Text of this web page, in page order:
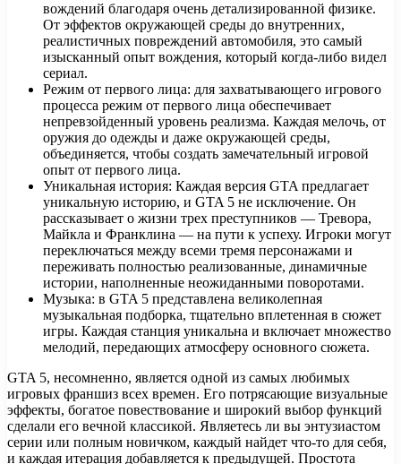
вождений благодаря очень детализированной физике.
От эффектов окружающей среды до внутренних,
реалистичных повреждений автомобиля, это самый
изысканный опыт вождения, который когда-либо видел
сериал.
Режим от первого лица: для захватывающего игрового
процесса режим от первого лица обеспечивает
непревзойденный уровень реализма. Каждая мелочь, от
оружия до одежды и даже окружающей среды,
объединяется, чтобы создать замечательный игровой
опыт от первого лица.
Уникальная история: Каждая версия GTA предлагает
уникальную историю, и GTA 5 не исключение. Он
рассказывает о жизни трех преступников — Тревора,
Майкла и Франклина — на пути к успеху. Игроки могут
переключаться между всеми тремя персонажами и
переживать полностью реализованные, динамичные
истории, наполненные неожиданными поворотами.
Музыка: в GTA 5 представлена великолепная
музыкальная подборка, тщательно вплетенная в сюжет
игры. Каждая станция уникальна и включает множество
мелодий, передающих атмосферу основного сюжета.
GTA 5, несомненно, является одной из самых любимых
игровых франшиз всех времен. Его потрясающие визуальные
эффекты, богатое повествование и широкий выбор функций
сделали его вечной классикой. Являетесь ли вы энтузиастом
серии или полным новичком, каждый найдет что-то для себя,
и каждая итерация добавляется к предыдущей. Простота